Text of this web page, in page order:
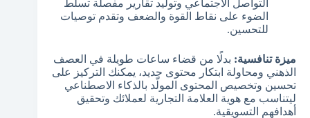
التواصل الاجتماعي وتوليد تقارير مفصلة تسلط
الضوء على نقاط القوة والضعف وتقدم توصيات
للتحسين.
ميزة تنافسية: بدلًا من قضاء ساعات طويلة في العصف
الذهني ومحاولة ابتكار محتوى جديد، يمكنك التركيز على
تحسين وتخصيص المحتوى المولّد بالذكاء الاصطناعي
ليتناسب مع هوية العلامة التجارية لعملائك وتحقيق
أهدافهم التسويقية.